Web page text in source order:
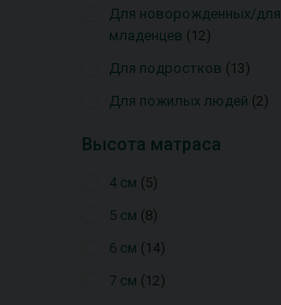
Для новорожденных/для
младенцев 12
Для подростков 13
Для пожилых людей 2
Высота матраса
4 см 5
5 см 8
6 см 14
7 см 12